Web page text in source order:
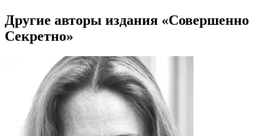
Другие авторы издания «Совершенно
Секретно»